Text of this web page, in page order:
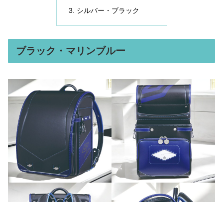
シルバー・ブラック
ブラック・マリンブルー